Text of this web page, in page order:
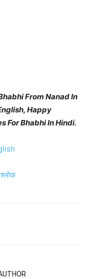
From Nanad In
Happy
For Bhabhi In Hindi.